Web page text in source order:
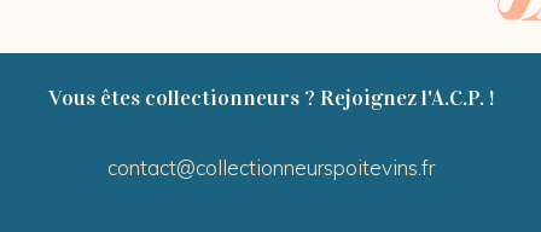
Vous êtes collectionneurs ? Rejoignez l'A.C.P. !
contact@collectionneurspoitevins.fr